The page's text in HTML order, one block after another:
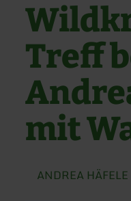
Treff
mit
ANDREA HÄFELE